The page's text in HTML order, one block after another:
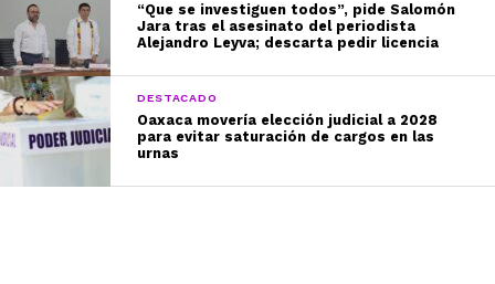
“Que se investiguen todos”, pide Salomón
Jara tras el asesinato del periodista
Alejandro Leyva; descarta pedir licencia
DESTACADO
Oaxaca movería elección judicial a 2028
para evitar saturación de cargos en las
urnas